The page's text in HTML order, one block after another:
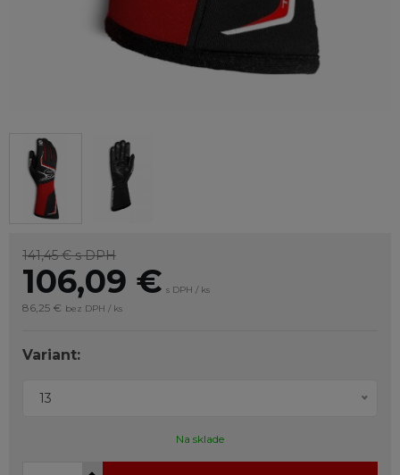
141,45 €s DPH
106,09 € s DPH / ks
86,25 € bez DPH / ks
Variant:
13
Na sklade